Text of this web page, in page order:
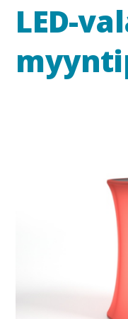
LED-